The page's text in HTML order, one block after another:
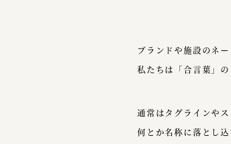
ブランドや施設のネ
私たちは「合言葉」
通常はタグラインや
何とか名称に落とし込